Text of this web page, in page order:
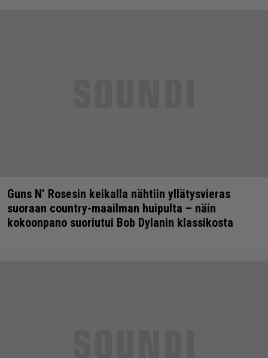
Guns N’ Rosesin keikalla nähtiin yllätysvieras
suoraan country-maailman huipulta – näin
kokoonpano suoriutui Bob Dylanin klassikosta